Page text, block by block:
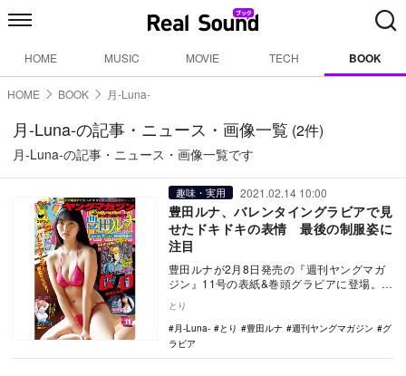
HOME MUSIC MOVIE TECH BOOK
HOME BOOK 月-Luna-
月-Luna-の記事・ニュース・画像一覧 (2件)
月-Luna-の記事・ニュース・画像一覧です
趣味・実用 2021.02.14 10:00
豊田ルナ、バレンタイングラビアで見
せたドキドキの表情 最後の制服姿に
注目
豊田ルナが2月8日発売の『週刊ヤングマガ
ジン』11号の表紙&巻頭グラビアに登場。ミ
とり
月-Luna-
とり 豊田ルナ 週刊ヤングマガジン
グ
ラビア